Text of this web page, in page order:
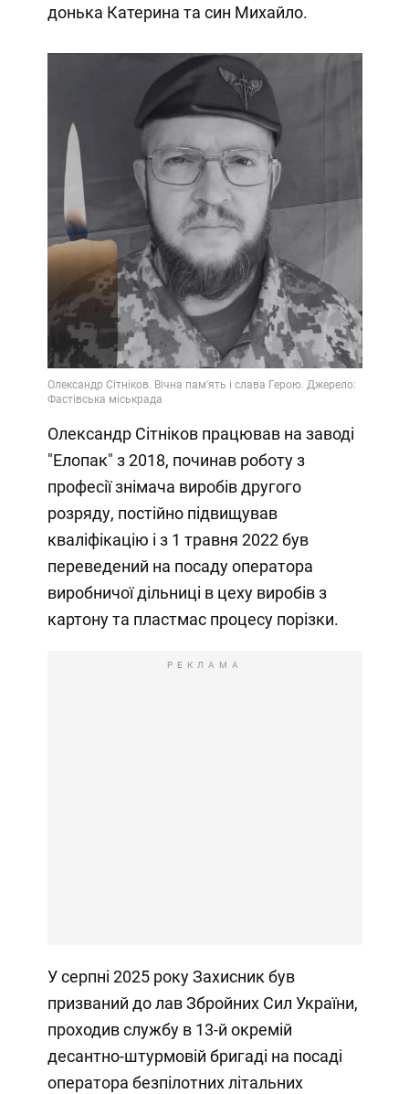
донька Катерина та син Михайло.
Олександр Сітніков працював на заводі
"Елопак" з 2018, починав роботу з
професії знімача виробів другого
розряду, постійно підвищував
кваліфікацію і з 1 травня 2022 був
переведений на посаду оператора
виробничої дільниці в цеху виробів з
картону та пластмас процесу порізки.
РЕКЛАМА
У серпні 2025 року Захисник був
призваний до лав Збройних Сил України,
проходив службу в 13-й окремій
десантно-штурмовій бригаді на посаді
оператора безпілотних літальних